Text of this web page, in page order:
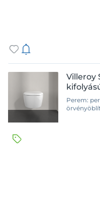
Villeroy
Perem:
Kifutó